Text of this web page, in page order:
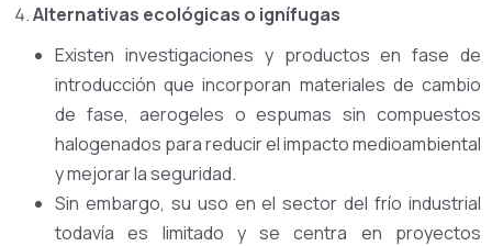
Alternativas ecológicas o ignífugas
Existen investigaciones y productos en fase de
introducción que incorporan materiales de cambio
de fase, aerogeles o espumas sin compuestos
halogenados para reducir el impacto medioambiental
y mejorar la seguridad.
Sin embargo, su uso en el sector del frío industrial
todavía es limitado y se centra en proyectos